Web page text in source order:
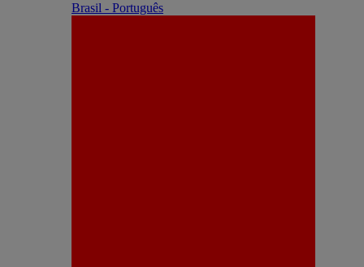
Brasil - Português